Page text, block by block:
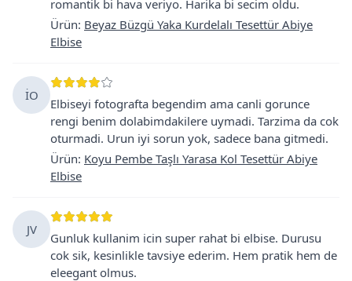
romantik bi hava veriyo. Harika bi secim oldu.
Ürün: Beyaz Büzgü Yaka Kurdelalı Tesettür Abiye
Elbise
İO
Elbiseyi fotografta begendim ama canli gorunce
rengi benim dolabimdakilere uymadi. Tarzima da cok
oturmadi. Urun iyi sorun yok, sadece bana gitmedi.
Ürün: Koyu Pembe Taşlı Yarasa Kol Tesettür Abiye
Elbise
JV
Gunluk kullanim icin super rahat bi elbise. Durusu
cok sik, kesinlikle tavsiye ederim. Hem pratik hem de
eleegant olmus.